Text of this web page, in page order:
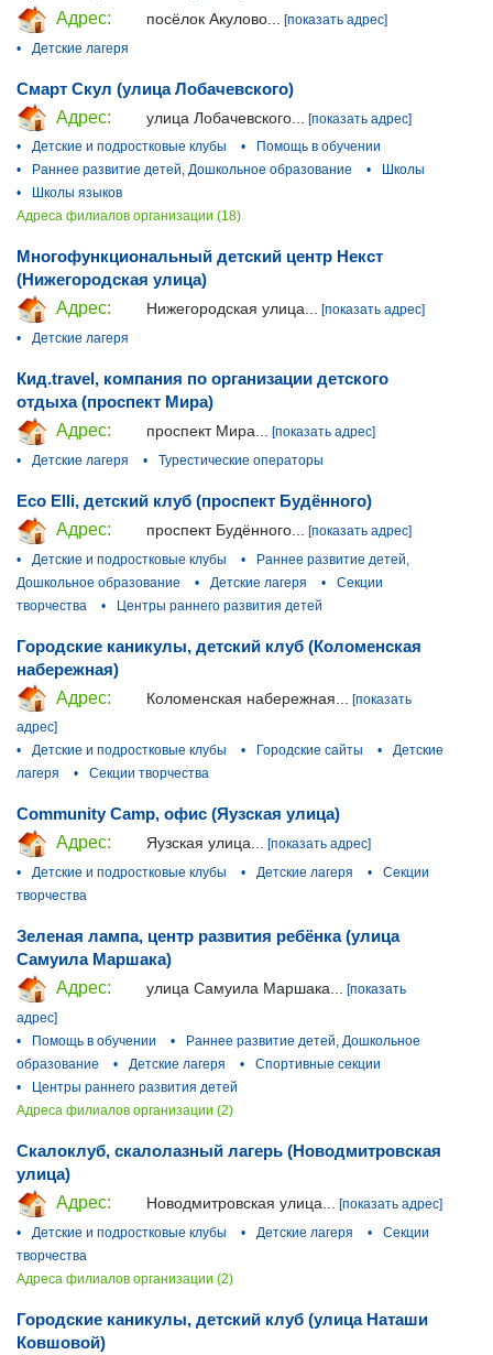
Адрес:
посёлок Акулово...
[показать адрес]
•
Детские лагеря
Смарт Скул (улица Лобачевского)
Адрес:
улица Лобачевского...
[показать адрес]
•
Детские и подростковые клубы •
Помощь в обучении
•
Раннее развитие детей, Дошкольное образование •
Школы
•
Школы языков
Адреса филиалов организации (18)
Многофункциональный детский центр Некст
(Нижегородская улица)
Адрес:
Нижегородская улица... [показать адрес]
•
Детские лагеря
Кид.travel, компания по организации детского
отдыха (проспект Мира)
Адрес:
проспект Мира...
[показать адрес]
•
Детские лагеря • Турестические операторы
Eco Elli, детский клуб (проспект Будённого)
Адрес:
проспект Будённого...
[показать адрес]
•
Детские и подростковые клубы •
Раннее развитие детей,
Дошкольное образование
• Детские лагеря •
Секции
творчества
• Центры раннего развития детей
Городские каникулы, детский клуб (Коломенская
набережная)
Адрес:
Коломенская набережная...
[показать
адрес]
•
Детские и подростковые клубы • Городские сайты •
Детские
лагеря
• Секции творчества
Community Camp, офис (Яузская улица)
Адрес:
Яузская улица... [показать адрес]
•
Детские и подростковые клубы • Детские лагеря •
Секции
творчества
Зеленая лампа, центр развития ребёнка (улица
Самуила Маршака)
Адрес:
улица Самуила Маршака...
[показать
адрес]
•
Помощь в обучении •
Раннее развитие детей, Дошкольное
образование
• Детские лагеря •
Спортивные секции
•
Центры раннего развития детей
Адреса филиалов организации (2)
Скалоклуб, скалолазный лагерь (Новодмитровская
улица)
Адрес:
Новодмитровская улица...
[показать адрес]
•
Детские и подростковые клубы • Детские лагеря •
Секции
творчества
Адреса филиалов организации (2)
Городские каникулы, детский клуб (улица Наташи
Ковшовой)